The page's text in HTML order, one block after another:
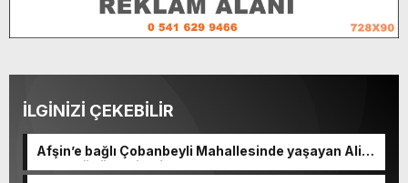
İLGİNİZİ ÇEKEBİLİR
Afşin’e bağlı Çobanbeyli Mahallesinde yaşayan Ali
Mert, kültürel bir Mirasın taşıyıcılığını yapıyor.